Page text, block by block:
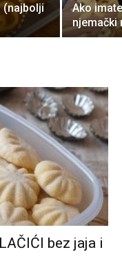
(najbolji
Ako
njemački
bez jaja i